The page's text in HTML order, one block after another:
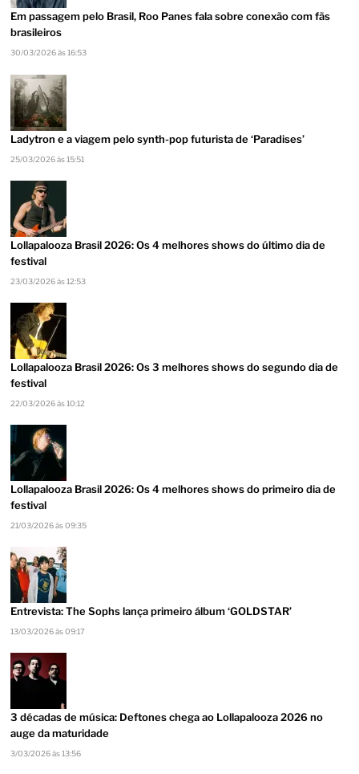
Em passagem pelo Brasil, Roo Panes fala sobre conexão com fãs
brasileiros
30/03/2026 às 16:53
Ladytron e a viagem pelo synth-pop futurista de ‘Paradises’
25/03/2026 às 15:51
Lollapalooza Brasil 2026: Os 4 melhores shows do último dia de
festival
23/03/2026 às 12:53
Lollapalooza Brasil 2026: Os 3 melhores shows do segundo dia de
festival
22/03/2026 às 10:12
Lollapalooza Brasil 2026: Os 4 melhores shows do primeiro dia de
festival
21/03/2026 às 09:35
Entrevista: The Sophs lança primeiro álbum ‘GOLDSTAR’
13/03/2026 às 09:17
3 décadas de música: Deftones chega ao Lollapalooza 2026 no
auge da maturidade
3/03/2026 às 13:56